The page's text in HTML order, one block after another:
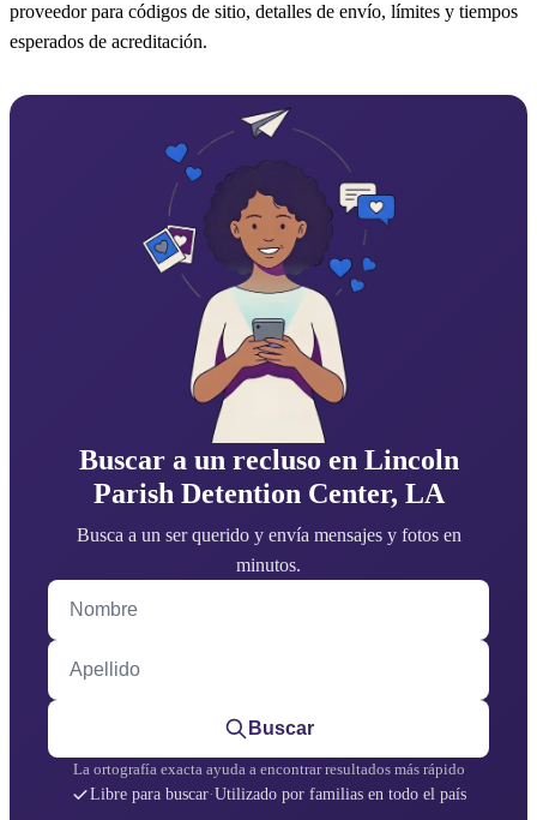
proveedor para códigos de sitio, detalles de envío, límites y tiempos
esperados de acreditación.
Buscar a un recluso en Lincoln
Parish Detention Center, LA
Busca a un ser querido y envía mensajes y fotos en
minutos.
Nombre
Apellido
Buscar
La ortografía exacta ayuda a encontrar resultados más rápido
Libre para buscar·Utilizado por familias en todo el país